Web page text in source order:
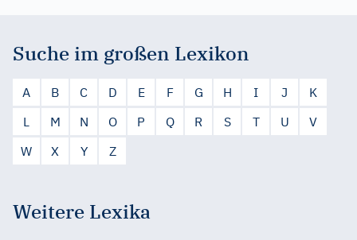
Suche im großen Lexikon
A B C D E F G H I J
K
L
M N O P Q R S T U
V
W
X Y Z
Weitere Lexika